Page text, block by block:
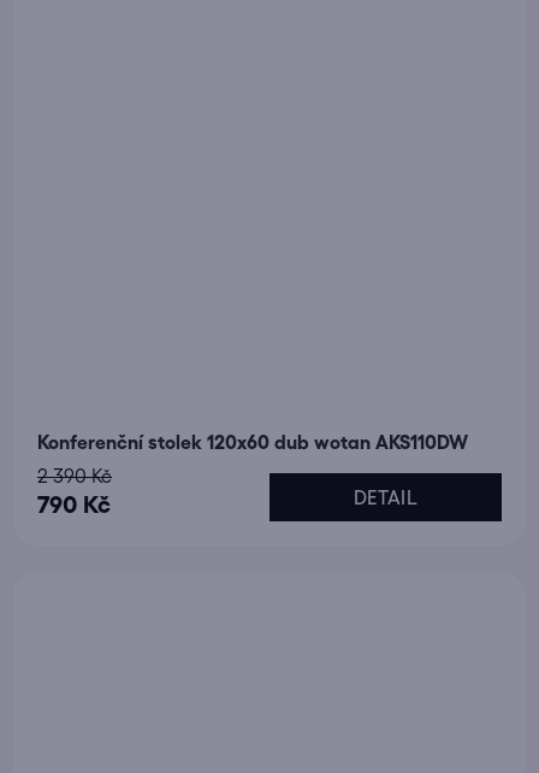
Konferenční stolek 120x60 dub wotan AKS110DW
790 Kč
2 390 Kč
DETAIL